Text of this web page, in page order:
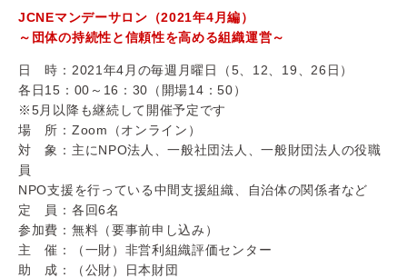
JCNEマンデーサロン（2021年4月編）
～団体の持続性と信頼性を高める組織運営～
日 時：2021年4月の毎週月曜日（5、12、19、26日）
各日15：00～16：30（開場14：50）
※5月以降も継続して開催予定です
場 所：Zoom（オンライン）
対 象：主にNPO法人、一般社団法人、一般財団法人の役職
員
NPO支援を行っている中間支援組織、自治体の関係者など
定 員：各回6名
参加費：無料（要事前申し込み）
主 催：（一財）非営利組織評価センター
助 成：（公財）日本財団